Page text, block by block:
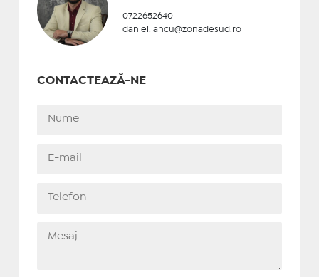
0722652640
daniel.iancu@zonadesud.ro
CONTACTEAZĂ-NE